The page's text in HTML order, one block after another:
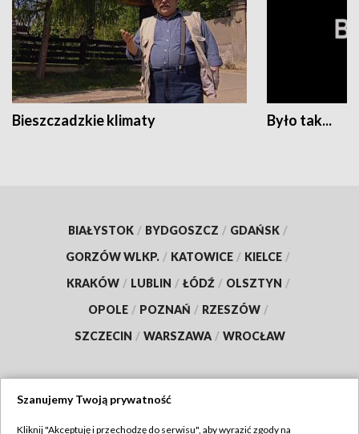
Bieszczadzkie klimaty Było tak...
BIAŁYSTOK / BYDGOSZCZ / GDAŃSK /
GORZÓW WLKP. / KATOWICE / KIELCE /
KRAKÓW / LUBLIN / ŁÓDŹ / OLSZTYN /
OPOLE / POZNAŃ / RZESZÓW /
SZCZECIN / WARSZAWA / WROCŁAW
Szanujemy Twoją prywatność
Kliknij "Akceptuję i przechodzę do serwisu", aby wyrazić zgody na